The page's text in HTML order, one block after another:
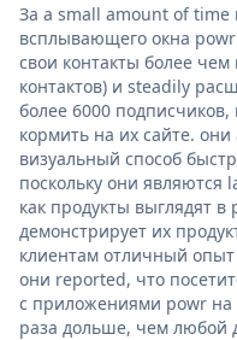
За a small amount of
всплывающего окна
свои контакты более
контактов) и steadily
более 6000
кормить на их сайте.
визуальный способ
поскольку они
как продукты выглядят
демонстрирует их
клиентам отличный
они reported, что
с приложениями powr на
раза дольше, чем любой